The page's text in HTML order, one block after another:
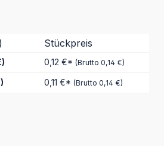
Stückpreis
0,12 €*(Brutto 0,14 €)
0,11 €*(Brutto 0,14 €)